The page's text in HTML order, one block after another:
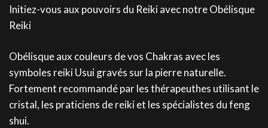
Initiez-vous aux pouvoirs du Reiki avec notre Obélisque
Reiki
Obélisque aux couleurs de vos Chakras avec les
symboles reiki Usui gravés sur la pierre naturelle.
Fortement recommandé par les thérapeuthes utilisant le
cristal, les praticiens de reiki et les spécialistes du feng
shui.